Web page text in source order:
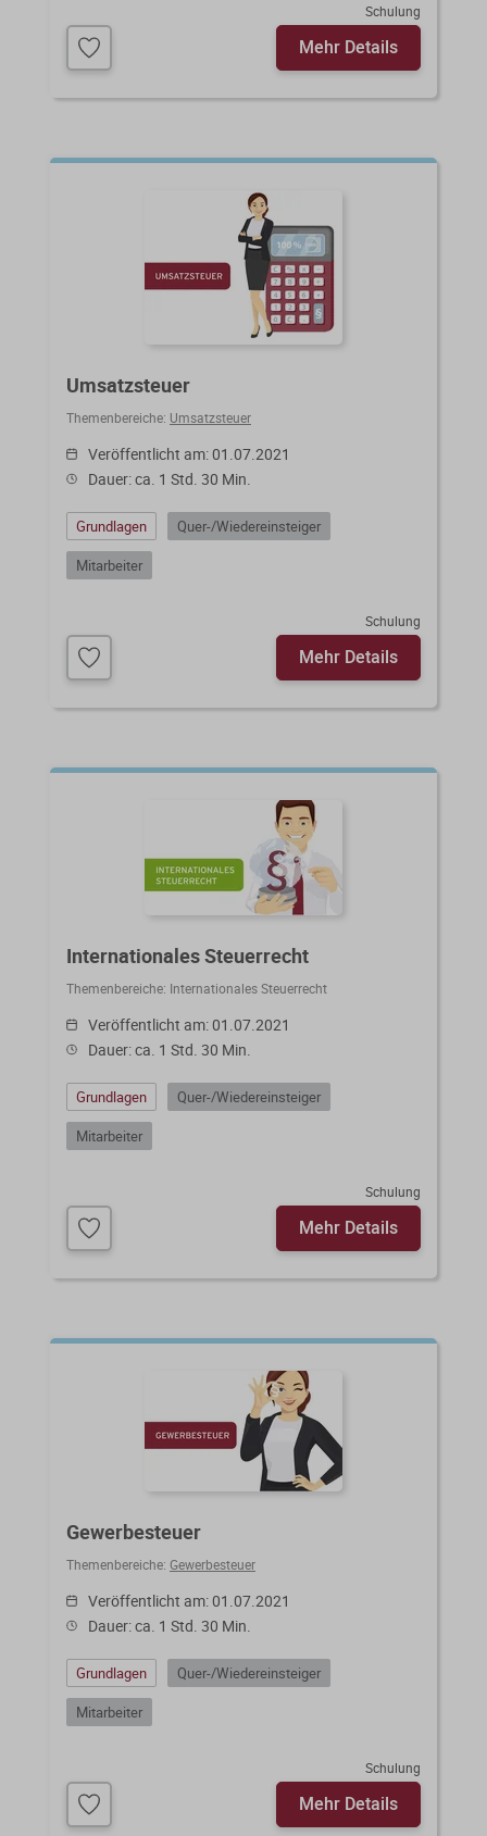
Schulung
Mehr Details
Umsatzsteuer
Themenbereiche: Umsatzsteuer
Veröffentlicht am: 01.07.2021
Dauer: ca. 1 Std. 30 Min.
Grundlagen
Quer-/Wiedereinsteiger
Mitarbeiter
Schulung
Mehr Details
Internationales Steuerrecht
Themenbereiche: Internationales Steuerrecht
Veröffentlicht am: 01.07.2021
Dauer: ca. 1 Std. 30 Min.
Grundlagen
Quer-/Wiedereinsteiger
Mitarbeiter
Schulung
Mehr Details
Gewerbesteuer
Themenbereiche: Gewerbesteuer
Veröffentlicht am: 01.07.2021
Dauer: ca. 1 Std. 30 Min.
Grundlagen
Quer-/Wiedereinsteiger
Mitarbeiter
Schulung
Mehr Details